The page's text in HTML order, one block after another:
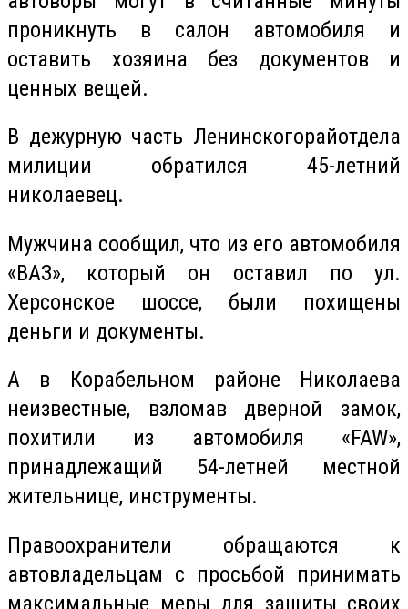
проникнуть в салон автомобиля и
оставить хозяина без документов и
ценных вещей.
В дежурную часть Ленинскогорайотдела
милиции обратился 45-летний
николаевец.
Мужчина сообщил, что из его автомобиля
«ВАЗ», который он оставил по ул.
Херсонское шоссе, были похищены
деньги и документы.
А в Корабельном районе Николаева
неизвестные, взломав дверной замок,
похитили из автомобиля «FAW»,
принадлежащий 54-летней местной
жительнице, инструменты.
Правоохранители обращаются к
автовладельцам с просьбой принимать
максимальные меры для защиты своих